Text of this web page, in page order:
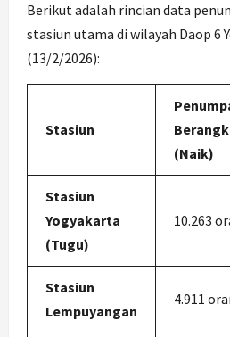
Berikut adalah rincian data
stasiun utama di wilayah Daop 6
(13/2/2026):
Stasiun
(Naik)
Stasiun
Yogyakarta
(Tugu)
10.263
Stasiun
Lempuyangan
4.911